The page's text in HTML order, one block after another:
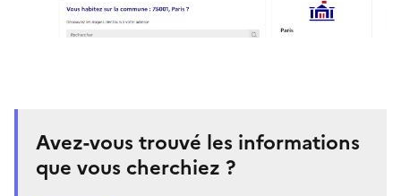
Avez-vous trouvé les informations
que vous cherchiez ?